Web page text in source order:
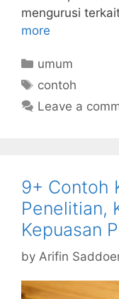
mengurusi
more
Categories
umum
Tags
contoh
Leave a
9+ Contoh
Penelitian,
Kepuasan
by Arifin